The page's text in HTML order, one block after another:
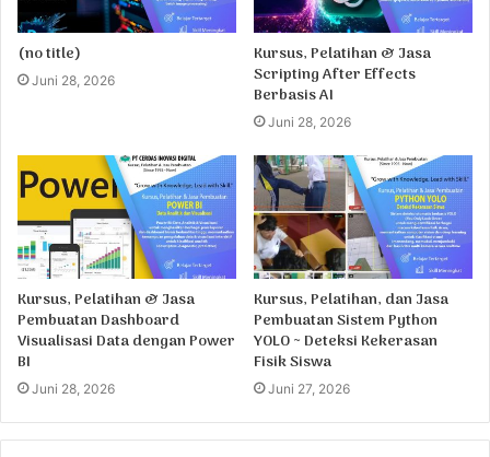
(no title)
Juni 28, 2026
Kursus, Pelatihan & Jasa
Scripting After Effects
Berbasis AI
Juni 28, 2026
Kursus, Pelatihan & Jasa
Pembuatan Dashboard
Visualisasi Data dengan Power
BI
Juni 28, 2026
Kursus, Pelatihan, dan Jasa
Pembuatan Sistem Python
YOLO ~ Deteksi Kekerasan
Fisik Siswa
Juni 27, 2026